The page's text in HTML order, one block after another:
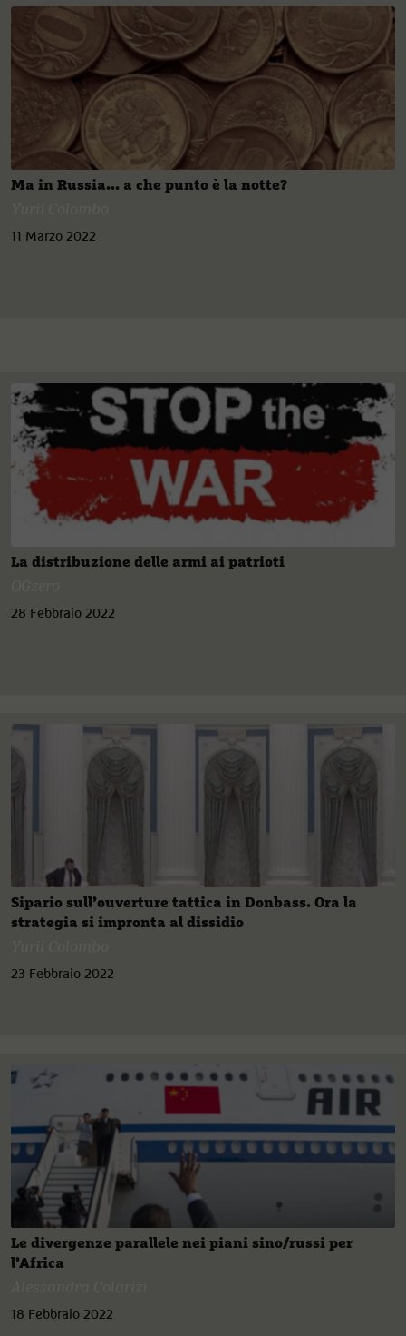
Ma in Russia... a che punto è la notte?
11 Marzo 2022
La distribuzione delle armi ai patrioti
28 Febbraio 2022
Sipario sull’ouverture tattica in Donbass. Ora la
strategia si impronta al dissidio
23 Febbraio 2022
Le divergenze parallele nei piani sino/russi per
l’Africa
18 Febbraio 2022